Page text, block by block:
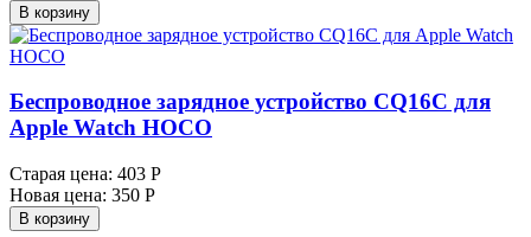
В корзину
Беспроводное зарядное устройство CQ16C для
Apple Watch HOCO
Старая цена: 403 Р
Новая цена: 350 Р
В корзину